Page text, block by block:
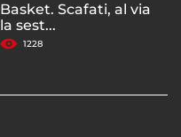
Basket. Scafati, al via
la sest...
1228